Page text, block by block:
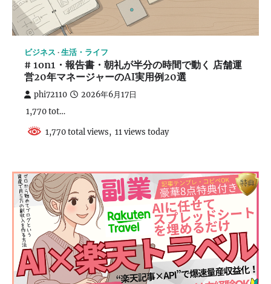
ビジネス 生活・ライフ
# 1on1・報告書・朝礼が半分の時間で動く 店舗運
営20年マネージャーのAI実用例20選
phi72110 2026年6月17日
1,770 tot…
1,770 total views, 11 views today